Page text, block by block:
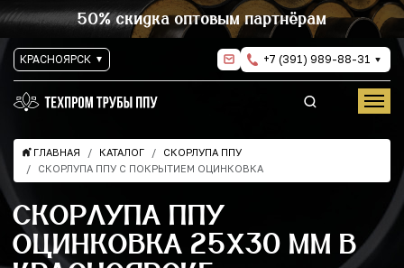
50% скидка оптовым партнёрам
КРАСНОЯРСК +7 (391) 989-88-31
ГЛАВНАЯ КАТАЛОГ
СКОРЛУПА ППУ
СКОРЛУПА ППУ С ПОКРЫТИЕМ ОЦИНКОВКА
СКОРЛУПА ППУ
ОЦИНКОВКА 25Х30 ММ В